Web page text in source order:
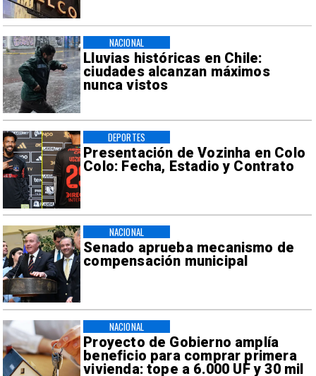
Lluvias históricas en Chile:
ciudades alcanzan máximos
nunca vistos
NACIONAL
Presentación de Vozinha en Colo
Colo: Fecha, Estadio y Contrato
DEPORTES
Senado aprueba mecanismo de
compensación municipal
NACIONAL
Proyecto de Gobierno amplía
beneficio para comprar primera
vivienda: tope a 6.000 UF y 30 mil
NACIONAL